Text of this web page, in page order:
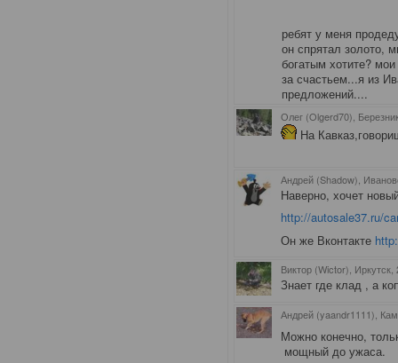
ребят у меня
он спрятал золото,
богатым хотите?
за счастьем...я из
предложений....
Олег (Olgerd70),
На
Андрей (Shadow),
Наверно, хочет
http://autosale37.ru/
Он же Вконтакте
Виктор (Wictor), Иркутск
Знает где клад , а
Андрей (yaandr1111),
Можно конечно,
мощный до ужаса.